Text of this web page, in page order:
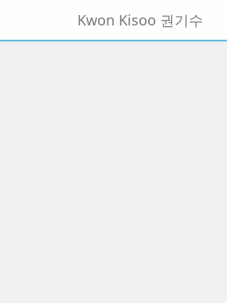
뉴
토
Kwon Kisoo 권기수